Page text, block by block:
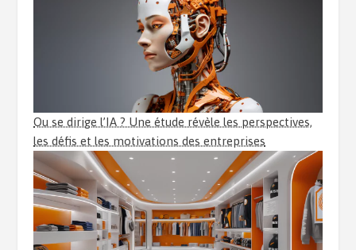
Ou se dirige l’IA ? Une étude révèle les perspectives,
les défis et les motivations des entreprises